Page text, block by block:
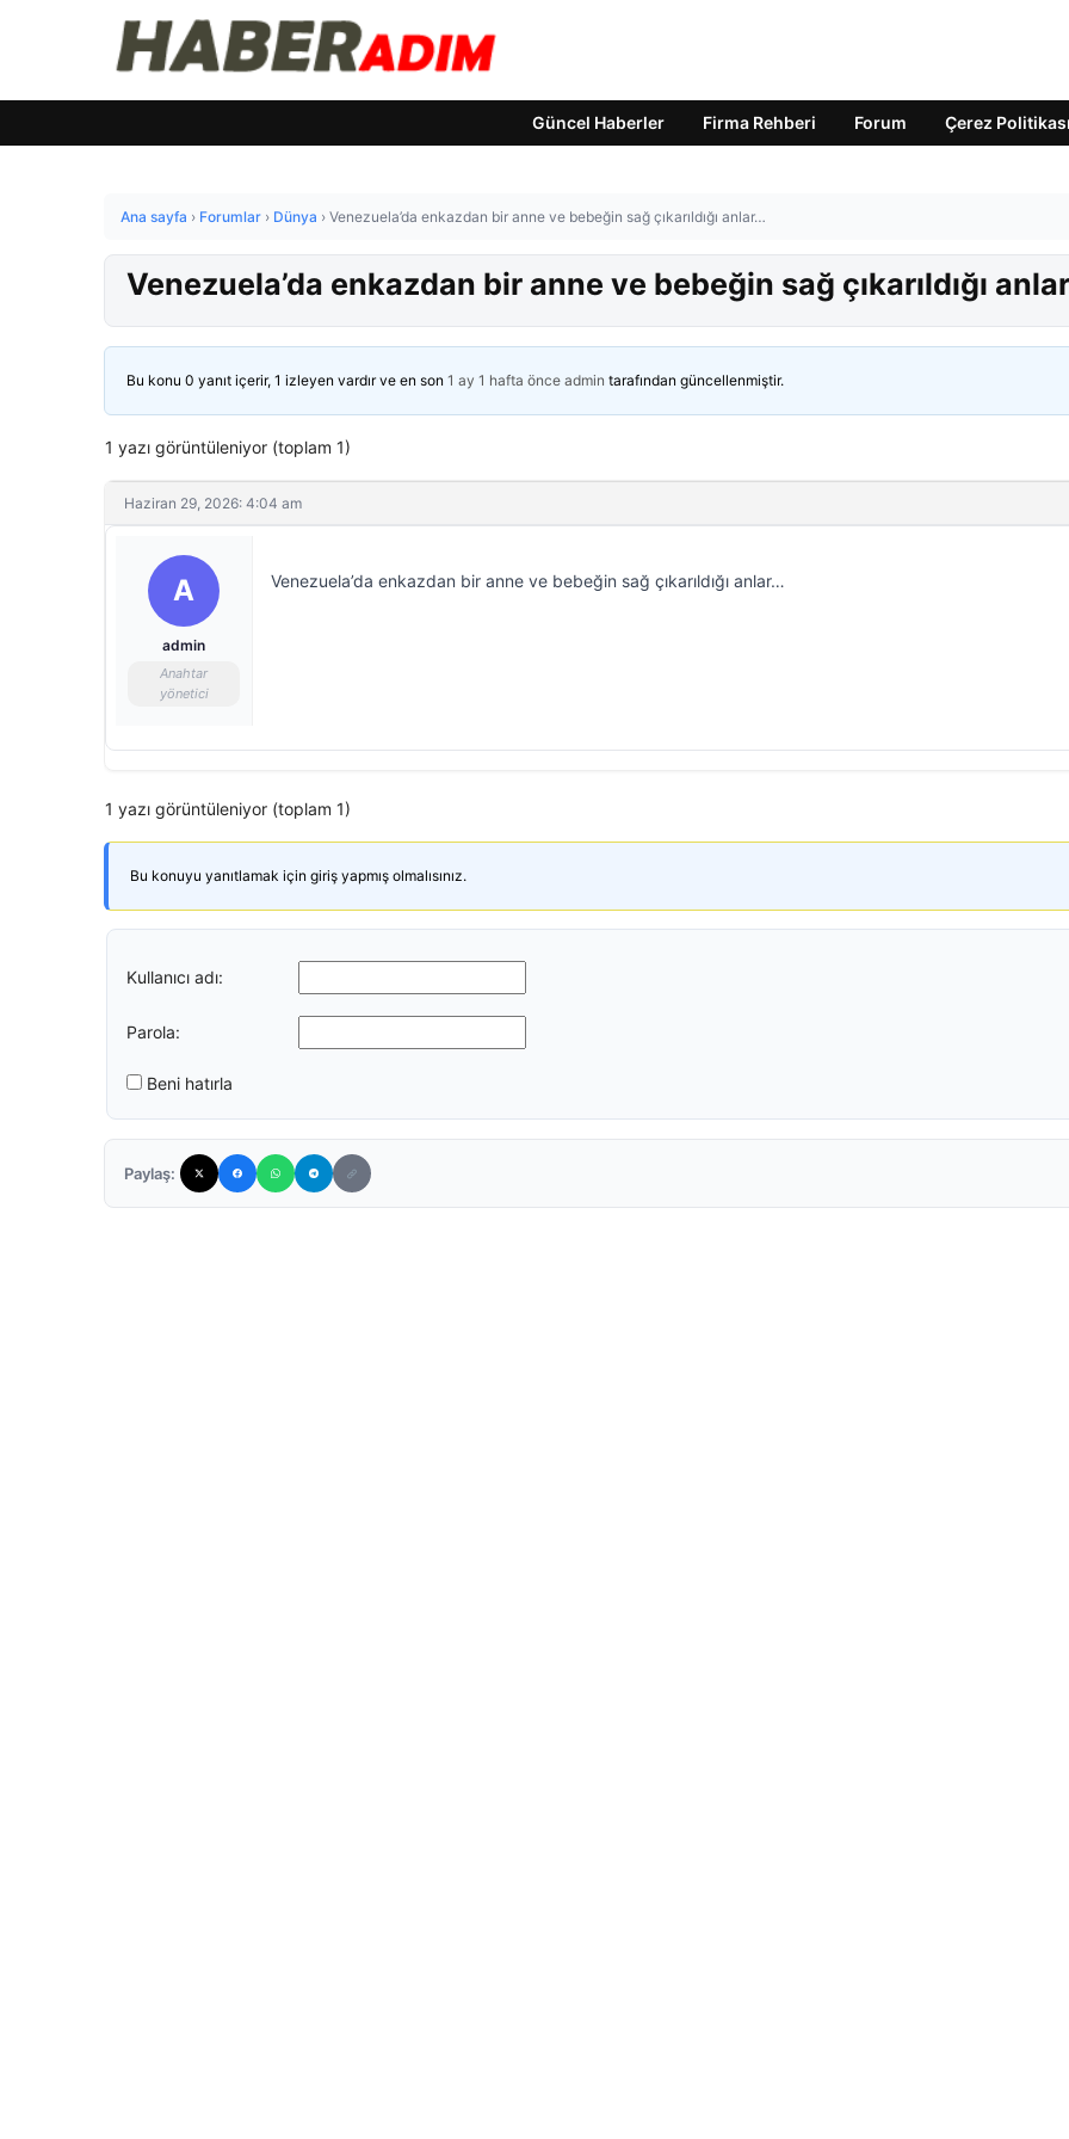
Güncel Haberler Firma Rehberi Forum Çerez Politikası
Ana sayfa › Forumlar › Dünya › Venezuela’da enkazdan bir anne ve bebeğin sağ çıkarıldığı anlar…
Venezuela’da enkazdan bir anne ve bebeğin sağ çıkarıldığı
Bu konu 0 yanıt içerir, 1 izleyen vardır ve en son 1 ay 1 hafta önce admin tarafından güncellenmiştir.
1 yazı görüntüleniyor (toplam 1)
Haziran 29, 2026: 4:04 am
A
admin
Anahtar
yönetici
Venezuela’da enkazdan bir anne ve bebeğin sağ çıkarıldığı anlar…
1 yazı görüntüleniyor (toplam 1)
Bu konuyu yanıtlamak için giriş yapmış olmalısınız.
Kullanıcı adı:
Parola:
Beni hatırla
Paylaş: